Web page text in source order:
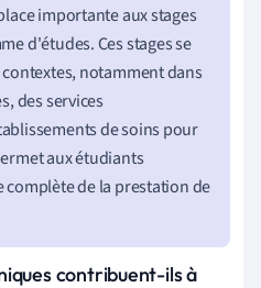
importante aux stages
d'études. Ces stages se
notamment dans
des services
de soins pour
aux étudiants
de la prestation de
contribuent-ils à